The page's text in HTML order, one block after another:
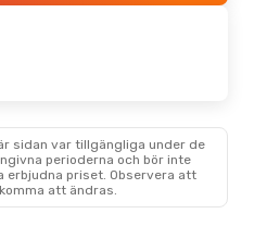
sidan var tillgängliga under de
perioderna och bör inte
priset. Observera att
att ändras.